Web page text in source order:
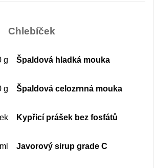
Chlebíček
g Špaldová hladká mouka
g Špaldová celozrnná mouka
Kypřicí prášek bez fosfátů
Javorový sirup grade C